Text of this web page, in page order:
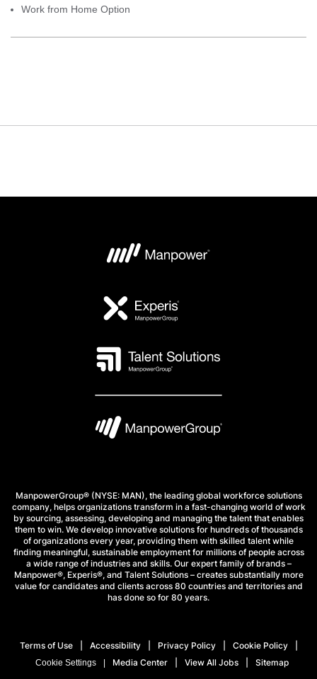
Work from Home Option
ManpowerGroup® (NYSE: MAN), the leading global workforce solutions
company, helps organizations transform in a fast-changing world of work
by sourcing, assessing, developing and managing the talent that enables
them to win. We develop innovative solutions for hundreds of thousands
of organizations every year, providing them with skilled talent while
finding meaningful, sustainable employment for millions of people across
a wide range of industries and skills. Our expert family of brands –
Manpower®, Experis®, and Talent Solutions – creates substantially more
value for candidates and clients across 80 countries and territories and
has done so for 80 years.
Terms of Use Accessibility Privacy Policy Cookie Policy
Cookie Settings Media Center View All Jobs Sitemap